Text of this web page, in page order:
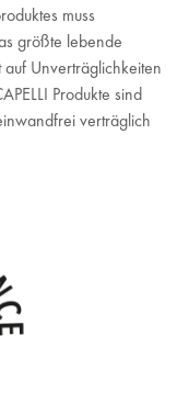
muss
größte lebende
Unverträglichkeiten
Produkte sind
verträglich